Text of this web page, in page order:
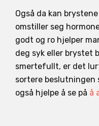
Også da kan
omstiller seg
godt og ro hjelper
deg syk eller brystet
smertefullt, er det
sortere beslutningen
også hjelpe å se på å